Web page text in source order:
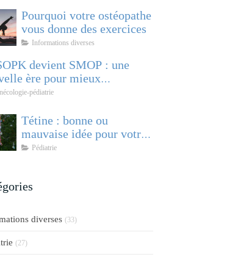
Pourquoi votre ostéopathe
vous donne des exercices
Informations diverses
devient SMOP : une
ère pour mieux
et accompagner cette
pédiatrie
Tétine : bonne ou
mauvaise idée pour votre
bébé ?
Pédiatrie
diverses (33)
(27)